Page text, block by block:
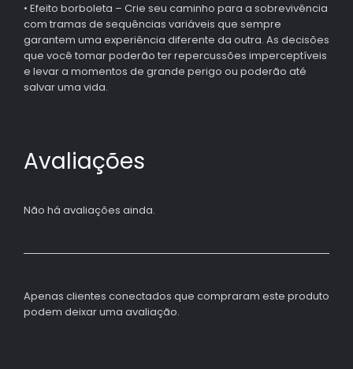
• Efeito borboleta – Crie seu caminho para a sobrevivência
com tramas de sequências variáveis que sempre
garantem uma experiência diferente da outra. As decisões
que você tomar poderão ter repercussões imperceptíveis
e levar a momentos de grande perigo ou poderão até
salvar uma vida.
Avaliações
Não há avaliações ainda.
Apenas clientes conectados que compraram este produto
podem deixar uma avaliação.